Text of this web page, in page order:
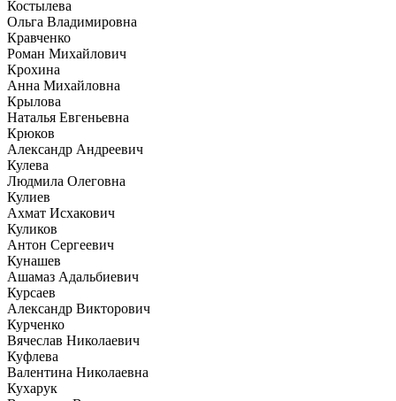
Костылева
Ольга Владимировна
Кравченко
Роман Михайлович
Крохина
Анна Михайловна
Крылова
Наталья Евгеньевна
Крюков
Александр Андреевич
Кулева
Людмила Олеговна
Кулиев
Ахмат Исхакович
Куликов
Антон Сергеевич
Кунашев
Ашамаз Адальбиевич
Курсаев
Александр Викторович
Курченко
Вячеслав Николаевич
Куфлева
Валентина Николаевна
Кухарук